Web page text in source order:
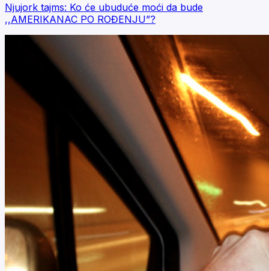
Njujork tajms: Ko će ubuduće moći da bude
,,AMERIKANAC PO ROĐENJU”?